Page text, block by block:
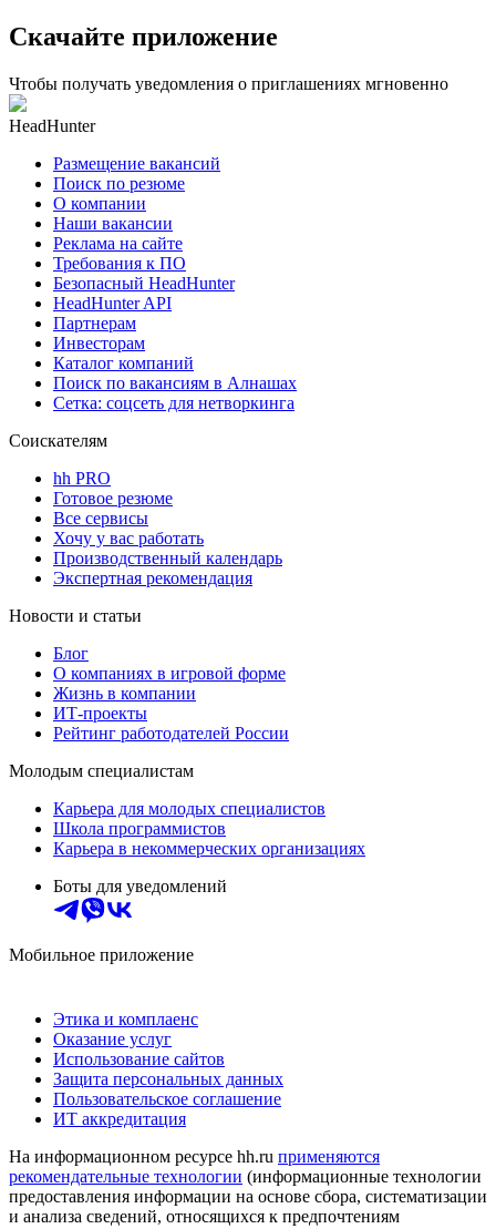
Скачайте приложение
Чтобы получать уведомления о приглашениях мгновенно
HeadHunter
Размещение вакансий
Поиск по резюме
О компании
Наши вакансии
Реклама на сайте
Требования к ПО
Безопасный HeadHunter
HeadHunter API
Партнерам
Инвесторам
Каталог компаний
Поиск по вакансиям в Алнашах
Сетка: соцсеть для нетворкинга
Соискателям
hh PRO
Готовое резюме
Все сервисы
Хочу у вас работать
Производственный календарь
Экспертная рекомендация
Новости и статьи
Блог
О компаниях в игровой форме
Жизнь в компании
ИТ-проекты
Рейтинг работодателей России
Молодым специалистам
Карьера для молодых специалистов
Школа программистов
Карьера в некоммерческих организациях
Боты для уведомлений
Мобильное приложение
Этика и комплаенс
Оказание услуг
Использование сайтов
Защита персональных данных
Пользовательское соглашение
ИТ аккредитация
На информационном ресурсе hh.ru применяются
рекомендательные технологии (информационные технологии
предоставления информации на основе сбора, систематизации
и анализа сведений, относящихся к предпочтениям